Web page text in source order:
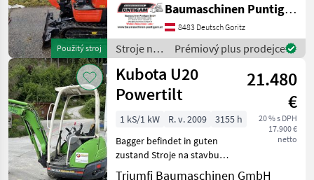
Použitý stroj
verstellbares Laufwerk 75 -
100 cm Referenznummer:
17299 Baumaschinen
Puntigam GmbH Unser
Spezialgebiet: A
Baumaschinen Puntigam GmbH
8483 Deutsch Goritz
Stroje na
stavbu /
Kubota
Prémiový plus prodejce
Kubota U20
Powertilt
21.480
€
20 % s DPH
17.900 €
netto
1 kS/1 kW R. v. 2009
3155 h
Bagger befindet in guten
zustand Stroje na stavbu
mini bager
Triumfi Baumaschinen GmbH